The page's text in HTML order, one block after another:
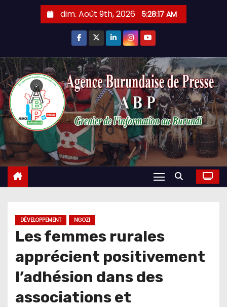
dim. Août 9th, 2026 5:28:17 AM
DÉVELOPPEMENT NGOZI
Les femmes rurales
apprécient positivement
l’adhésion dans des
associations et